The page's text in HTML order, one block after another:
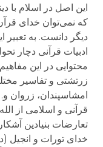
این اصل در اسلام با
که نمی‌توان خدای قرآن
دیگر دانست. به تعبیر
ادبیات قرآنی دچار
محتوایی در این
زرتشتی و تفاسیر
امشاسپندان، زروان
قرآنی و اسلامی از
تعارضات بنیادین
خدای تورات و انجیل